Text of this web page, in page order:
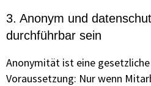
3. Anonym und
durchführbar sein
Anonymität ist eine
Voraussetzung: Nur wenn